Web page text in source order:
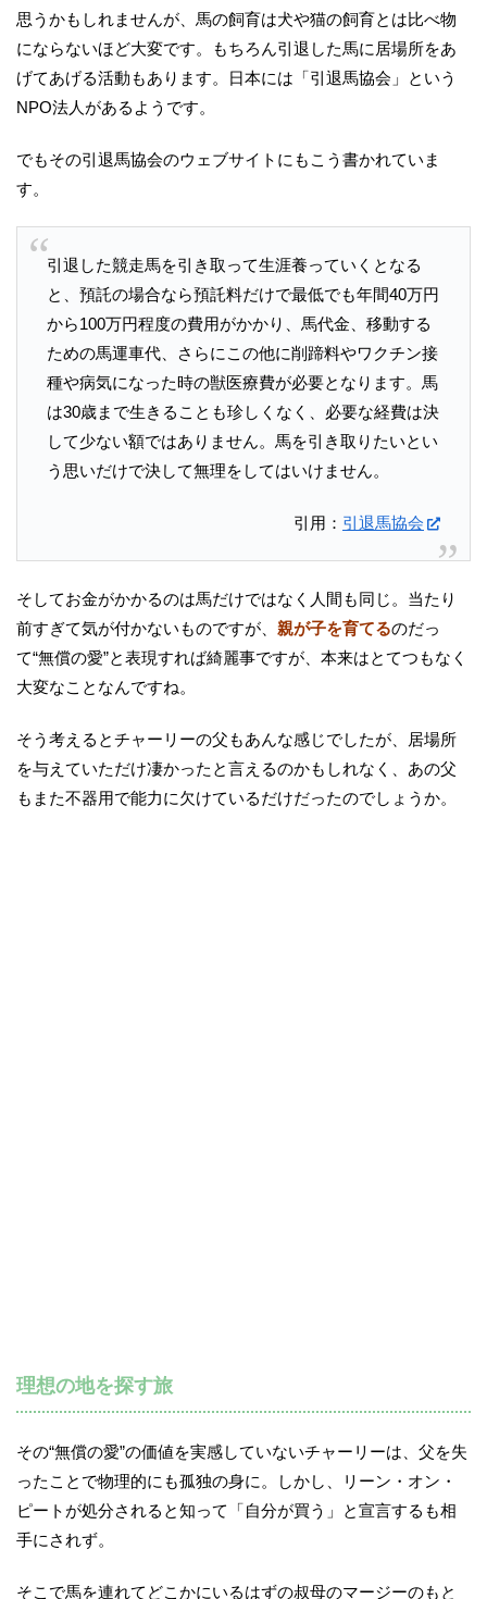
思うかもしれませんが、馬の飼育は犬や猫の飼育とは比べ物
にならないほど大変です。もちろん引退した馬に居場所をあ
げてあげる活動もあります。日本には「引退馬協会」という
NPO法人があるようです。
でもその引退馬協会のウェブサイトにもこう書かれていま
す。
引退した競走馬を引き取って生涯養っていくとなる
と、預託の場合なら預託料だけで最低でも年間40万円
から100万円程度の費用がかかり、馬代金、移動する
ための馬運車代、さらにこの他に削蹄料やワクチン接
種や病気になった時の獣医療費が必要となります。馬
は30歳まで生きることも珍しくなく、必要な経費は決
して少ない額ではありません。馬を引き取りたいとい
う思いだけで決して無理をしてはいけません。
引用： 引退馬協会
そしてお金がかかるのは馬だけではなく人間も同じ。当たり
前すぎて気が付かないものですが、 親が子を育てるのだっ
て“無償の愛”と表現すれば綺麗事ですが、本来はとてつもなく
大変なことなんですね。
そう考えるとチャーリーの父もあんな感じでしたが、居場所
を与えていただけ凄かったと言えるのかもしれなく、あの父
もまた不器用で能力に欠けているだけだったのでしょうか。
理想の地を探す旅
その“無償の愛”の価値を実感していないチャーリーは、父を失
ったことで物理的にも孤独の身に。しかし、リーン・オン・
ピートが処分されると知って「自分が買う」と宣言するも相
手にされず。
そこで馬を連れてどこかにいるはずの叔母のマージーのもと